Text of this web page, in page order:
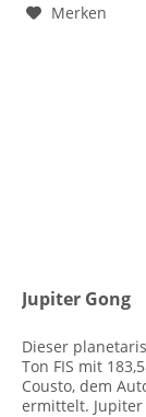
Merken
Jupiter Gong
Dieser
Ton FIS mit
Cousto, dem
ermittelt.